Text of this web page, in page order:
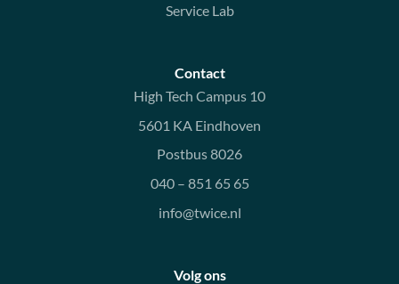
Service Lab
Contact
High Tech Campus 10
5601 KA Eindhoven
Postbus 8026
040 – 851 65 65
info@twice.nl
Volg ons